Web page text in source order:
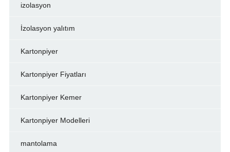
izolasyon
İzolasyon yalıtım
Kartonpiyer
Kartonpiyer Fiyatları
Kartonpiyer Kemer
Kartonpiyer Modelleri
mantolama